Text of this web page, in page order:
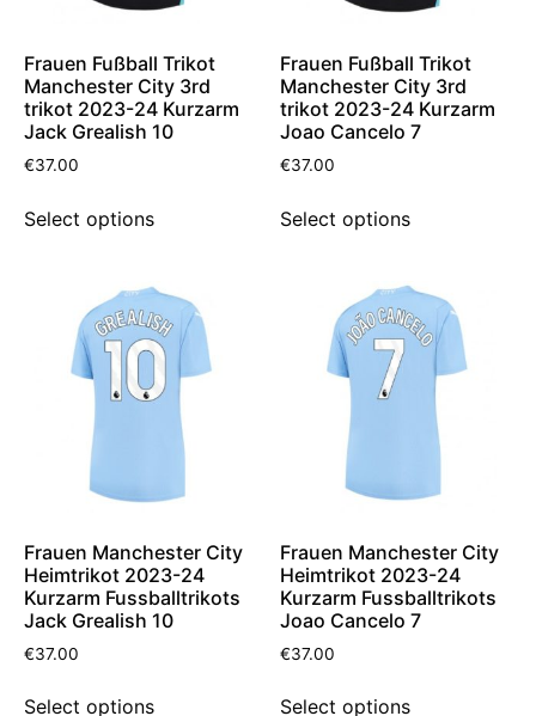
Frauen Fußball Trikot
Manchester City 3rd
trikot 2023-24 Kurzarm
Jack Grealish 10
€37.00
Select options
Frauen Fußball Trikot
Manchester City 3rd
trikot 2023-24 Kurzarm
Joao Cancelo 7
€37.00
Select options
Frauen Manchester City
Heimtrikot 2023-24
Kurzarm Fussballtrikots
Jack Grealish 10
€37.00
Select options
Frauen Manchester City
Heimtrikot 2023-24
Kurzarm Fussballtrikots
Joao Cancelo 7
€37.00
Select options